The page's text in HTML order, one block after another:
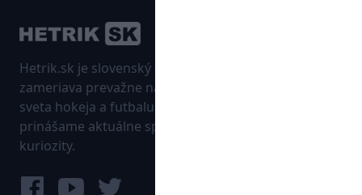
Hetrik.sk je slovenský športový portál, ktorý sa
zameriava prevažne na najnovšie informácie zo
sveta hokeja a futbalu. Pravidelne na dennej báze
prinášame aktuálne správy, góly, zaujímavosti a
kuriozity.